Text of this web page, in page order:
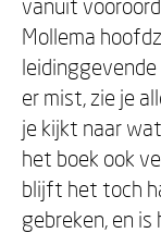
vanuit
Mollema
er mist, zie je
je kijkt naar
het boek ook
blijft het toch
gebreken, en